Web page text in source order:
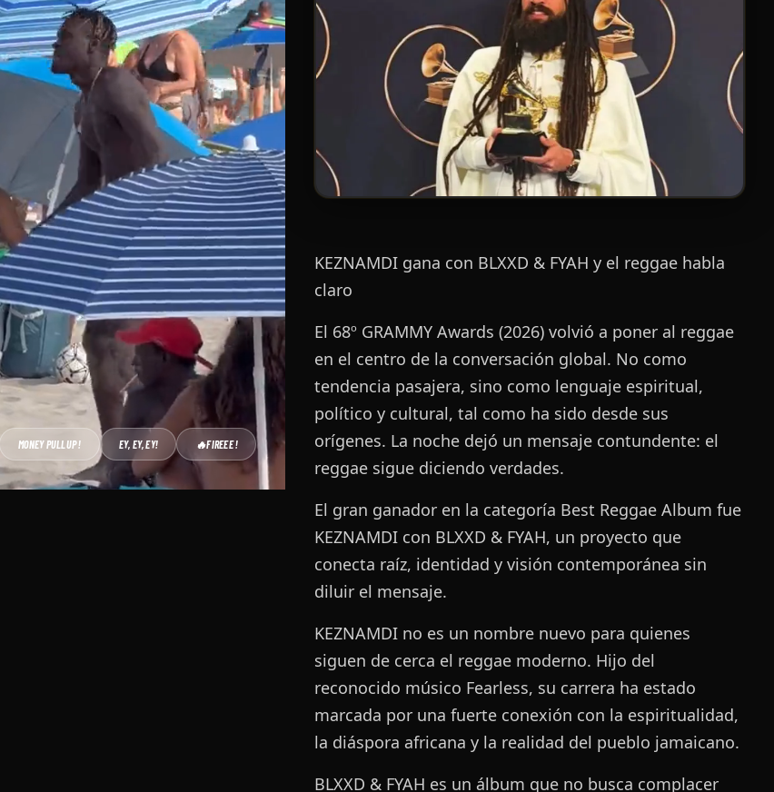
MONEY PULLUP ! EY, EY, EY! 🔥FIREEE !
KEZNAMDI gana con BLXXD & FYAH y el reggae habla
claro
El 68º GRAMMY Awards (2026) volvió a poner al reggae
en el centro de la conversación global. No como
tendencia pasajera, sino como lenguaje espiritual,
político y cultural, tal como ha sido desde sus
orígenes. La noche dejó un mensaje contundente: el
reggae sigue diciendo verdades.
El gran ganador en la categoría Best Reggae Album fue
KEZNAMDI con BLXXD & FYAH, un proyecto que
conecta raíz, identidad y visión contemporánea sin
diluir el mensaje.
KEZNAMDI no es un nombre nuevo para quienes
siguen de cerca el reggae moderno. Hijo del
reconocido músico Fearless, su carrera ha estado
marcada por una fuerte conexión con la espiritualidad,
la diáspora africana y la realidad del pueblo jamaicano.
BLXXD & FYAH es un álbum que no busca complacer